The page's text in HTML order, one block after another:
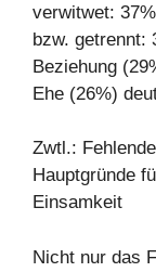
verwitwet:
bzw. getrennt:
Beziehung
Ehe (26%)
Zwtl.:
Hauptgründe
Einsamkeit
Nicht nur das